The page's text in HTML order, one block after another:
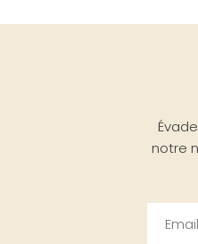
notre